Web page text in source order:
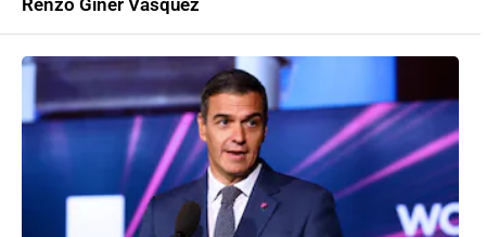
Renzo Giner Vásquez